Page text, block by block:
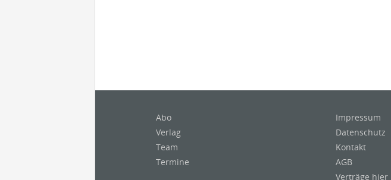
Abo
Verlag
Team
Termine
Impressum
Datenschutz
Kontakt
AGB
Verträge hier